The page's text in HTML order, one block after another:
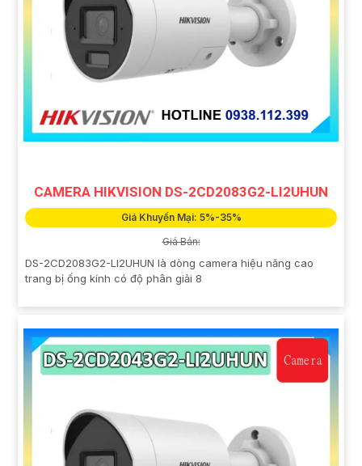
CAMERA HIKVISION DS-2CD2083G2-LI2UHUN
Giá Khuyến Mại: 5%-35%
Giá Bán:
DS-2CD2083G2-LI2UHUN là dòng camera hiệu năng cao
trang bị ống kính có độ phân giải 8